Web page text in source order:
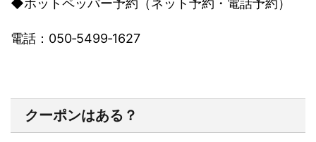
◆ホットペッパー予約（ネット予約・電話予約）
電話： 050‐5499‐1627
クーポンはある？